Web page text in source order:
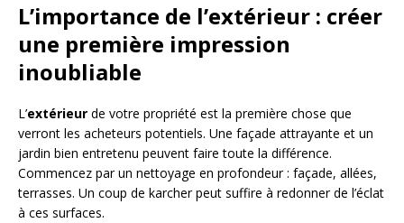
L’importance de l’extérieur : créer
une première impression
inoubliable
L’extérieur de votre propriété est la première chose que
verront les acheteurs potentiels. Une façade attrayante et un
jardin bien entretenu peuvent faire toute la différence.
Commencez par un nettoyage en profondeur : façade, allées,
terrasses. Un coup de karcher peut suffire à redonner de l’éclat
à ces surfaces.